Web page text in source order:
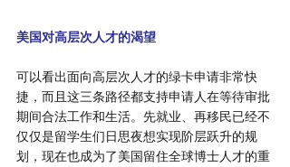
美国对高层次人才的渴望
可以看出面向高层次人才的绿卡申请非常快
捷，而且这三条路径都支持申请人在等待审批
期间合法工作和生活。先就业、再移民已经不
仅仅是留学生们日思夜想实现阶层跃升的规
划，现在也成为了美国留住全球博士人才的重